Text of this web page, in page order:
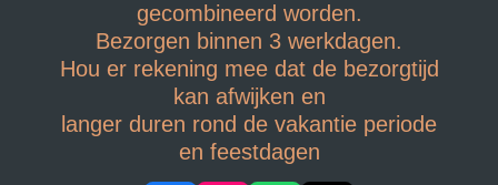
gecombineerd worden.
Bezorgen binnen 3 werkdagen.
Hou er rekening mee dat de bezorgtijd
kan afwijken en
langer duren rond de vakantie periode
en feestdagen